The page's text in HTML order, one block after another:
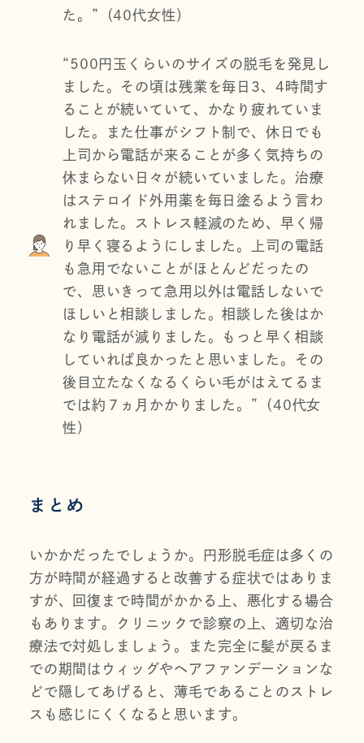
た。”（40代女性）
“500円玉くらいのサイズの脱毛を発見し
ました。その頃は残業を毎日3、4時間す
ることが続いていて、かなり疲れていま
した。また仕事がシフト制で、休日でも
上司から電話が来ることが多く気持ちの
休まらない日々が続いていました。治療
はステロイド外用薬を毎日塗るよう言わ
れました。ストレス軽減のため、早く帰
り早く寝るようにしました。上司の電話
も急用でないことがほとんどだったの
で、思いきって急用以外は電話しないで
ほしいと相談しました。相談した後はか
なり電話が減りました。もっと早く相談
していれば良かったと思いました。その
後目立たなくなるくらい毛がはえてるま
では約７ヵ月かかりました。”（40代女
性）
まとめ
いかかだったでしょうか。円形脱毛症は多くの
方が時間が経過すると改善する症状ではありま
すが、回復まで時間がかかる上、悪化する場合
もあります。クリニックで診察の上、適切な治
療法で対処しましょう。また完全に髪が戻るま
での期間はウィッグやヘアファンデーションな
どで隠してあげると、薄毛であることのストレ
スも感じにくくなると思います。